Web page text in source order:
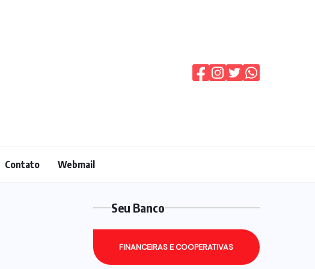
Contato Webmail
Seu Banco
FINANCEIRAS E COOPERATIVAS